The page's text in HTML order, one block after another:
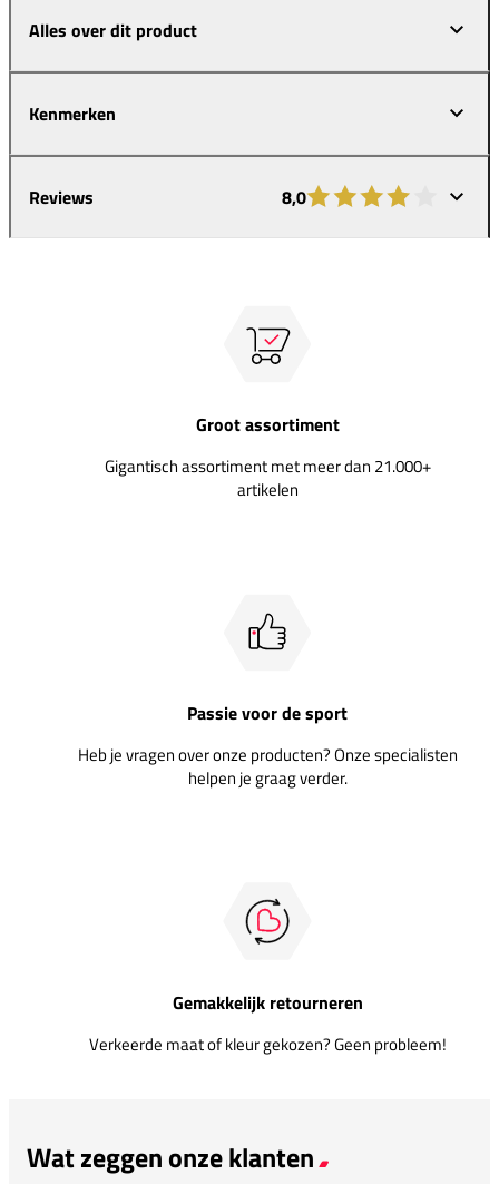
Alles over dit product
Kenmerken
Reviews 8,0
Groot assortiment
Gigantisch assortiment met meer dan 21.000+
artikelen
Passie voor de sport
Heb je vragen over onze producten? Onze specialisten
helpen je graag verder.
Gemakkelijk retourneren
Verkeerde maat of kleur gekozen? Geen probleem!
Wat zeggen onze klanten